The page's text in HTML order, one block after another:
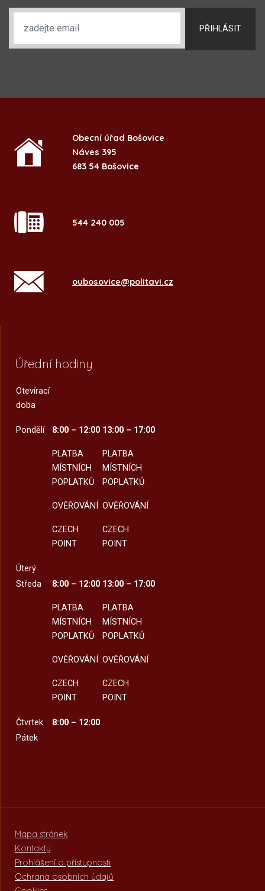
PŘIHLÁSIT
Obecní úřad Bošovice
Náves 395
683 54 Bošovice
544 240 005
oubosovice@politavi.cz
Úřední hodiny
Otevírací
doba
Pondělí 8:00 – 12:00
PLATBA
MÍSTNÍCH
POPLATKŮ
OVĚŘOVÁNÍ
CZECH
POINT
13:00 – 17:00
PLATBA
MÍSTNÍCH
POPLATKŮ
OVĚŘOVÁNÍ
CZECH
POINT
Úterý
Středa
8:00 – 12:00
PLATBA
MÍSTNÍCH
POPLATKŮ
OVĚŘOVÁNÍ
CZECH
POINT
13:00 – 17:00
PLATBA
MÍSTNÍCH
POPLATKŮ
OVĚŘOVÁNÍ
CZECH
POINT
Čtvrtek
8:00 – 12:00
Pátek
Mapa stránek
Kontakty
Prohlášení o přístupnosti
Ochrana osobních údajů